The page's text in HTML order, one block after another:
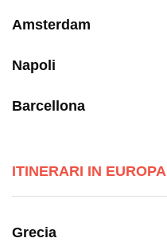
Amsterdam
Napoli
Barcellona
ITINERARI IN EUROPA
Grecia